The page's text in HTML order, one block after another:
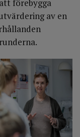
förebygga
av en